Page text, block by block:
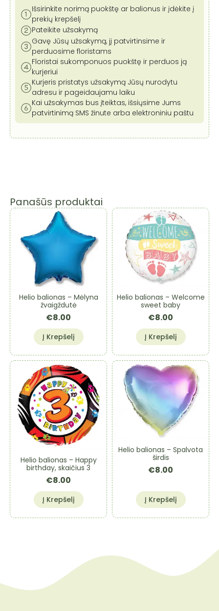
Išsirinkite norimą puokštę ar balionus ir įdėkite į
prekių krepšelį
Pateikite užsakymą
Gavę Jūsų užsakymą, jį patvirtinsime ir
perduosime floristams
Floristai sukomponuos puokštę ir perduos ją
kurjeriui
Kurjeris pristatys užsakymą Jūsų nurodytu
adresu ir pageidaujamu laiku
Kai užsakymas bus įteiktas, išsiųsime Jums
patvirtinimą SMS žinute arba elektroniniu paštu
Panašūs produktai
Helio balionas – Mėlyna
žvaigždutė
€8.00
Į Krepšelį
Helio balionas – Welcome
sweet baby
€8.00
Į Krepšelį
Helio balionas – Happy
birthday, skaičius 3
€8.00
Į Krepšelį
Helio balionas – Spalvota
širdis
€8.00
Į Krepšelį